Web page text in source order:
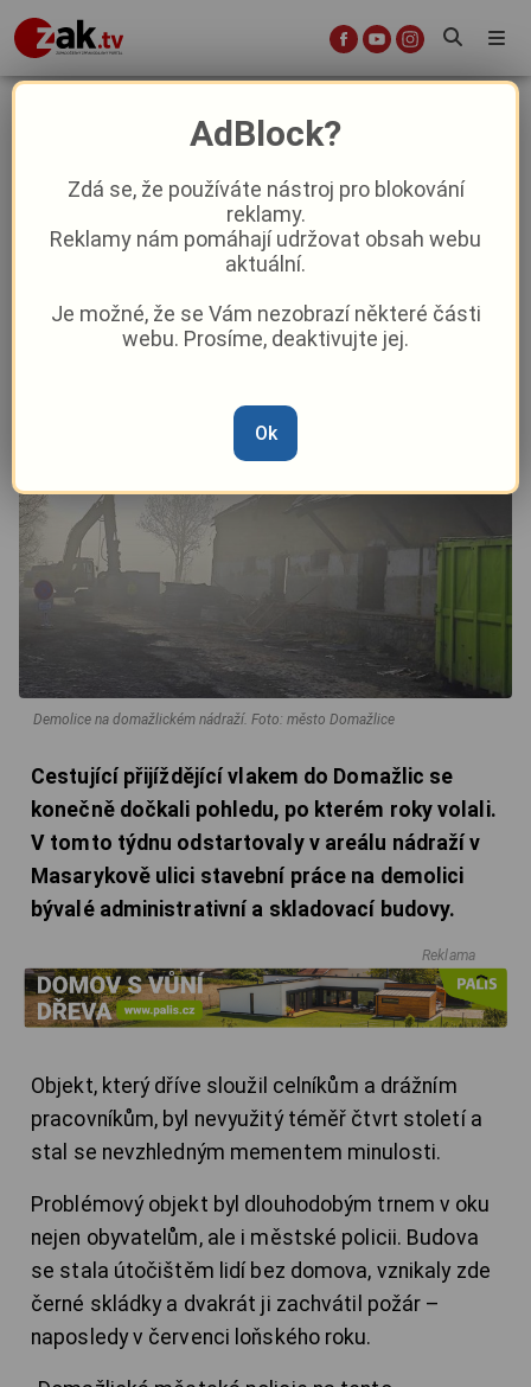
Konec ostudy u domažlického
nádraží: Bagry začaly s demolicí
chátrající budovy drah
Aktuality Aktuálně Z kraje
Pavel Žižka– 7. 3.|08:26
Demolice na domažlickém nádraží. Foto: město Domažlice
Cestující přijíždějící vlakem do Domažlic se
konečně dočkali pohledu, po kterém roky volali.
V tomto týdnu odstartovaly v areálu nádraží v
Masarykově ulici stavební práce na demolici
bývalé administrativní a skladovací budovy.
Reklama
Objekt, který dříve sloužil celníkům a drážním
pracovníkům, byl nevyužitý téměř čtvrt století a
stal se nevzhledným mementem minulosti.
Problémový objekt byl dlouhodobým trnem v oku
nejen obyvatelům, ale i městské policii. Budova
se stala útočištěm lidí bez domova, vznikaly zde
černé skládky a dvakrát ji zachvátil požár –
naposledy v červenci loňského roku.
AdBlock?
Zdá se, že používáte nástroj pro blokování
reklamy.
Reklamy nám pomáhají udržovat obsah webu
aktuální.
Je možné, že se Vám nezobrazí některé části
webu. Prosíme, deaktivujte jej.
Ok